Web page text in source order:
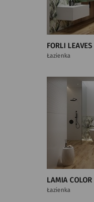
FORLI LEAVES
Łazienka
LAMIA COLOR
Łazienka